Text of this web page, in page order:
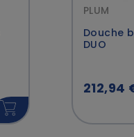
PLUM
Douche
DUO
212,94